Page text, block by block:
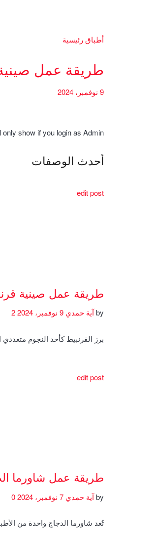
أطباق رئيسية
طريقة عمل
9 نوفمبر، 2024
show if you login as Admin.
أحدث الوصفات
edit post
طريقة عمل صينية
byآية حمدي
برز القرنبيط كأحد النجوم
edit post
طريقة عمل شاورما
byآية حمدي
تُعد شاورما الدجاج واحدة من